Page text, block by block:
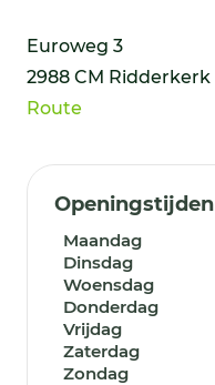
Euroweg 3
2988 CM Ridderkerk
Route
Openingstijden
Maandag
Dinsdag
Woensdag
Donderdag
Vrijdag
Zaterdag
Zondag